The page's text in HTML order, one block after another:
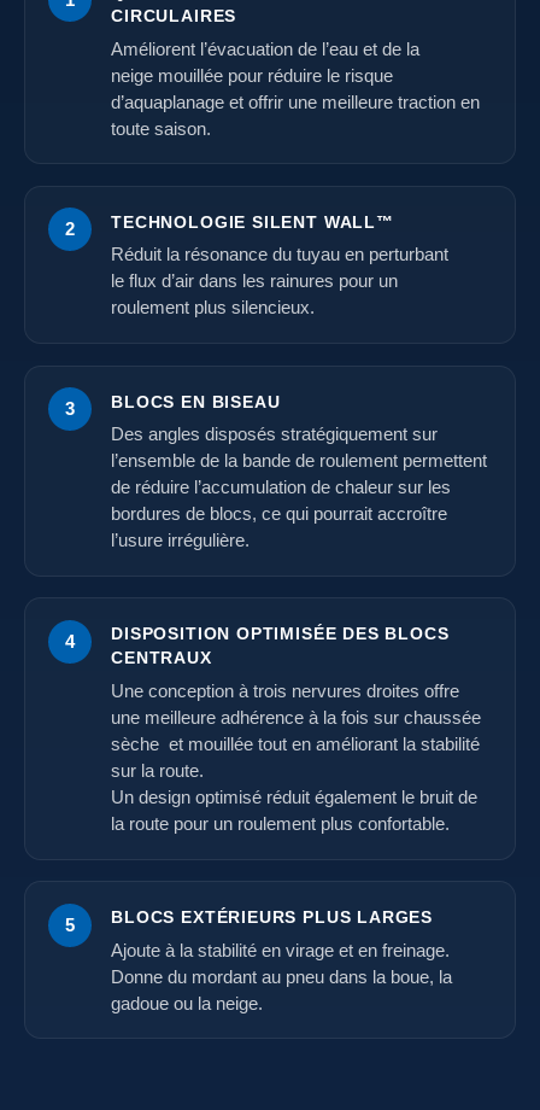
CIRCULAIRES
Améliorent l’évacuation de l’eau et de la
neige mouillée pour réduire le risque
d’aquaplanage et offrir une meilleure traction en
toute saison.
2 TECHNOLOGIE SILENT WALL™
Réduit la résonance du tuyau en perturbant
le flux d’air dans les rainures pour un
roulement plus silencieux.
3 BLOCS EN BISEAU
Des angles disposés stratégiquement sur
l’ensemble de la bande de roulement permettent
de réduire l’accumulation de chaleur sur les
bordures de blocs, ce qui pourrait accroître
l’usure irrégulière.
4
DISPOSITION OPTIMISÉE DES BLOCS
CENTRAUX
Une conception à trois nervures droites offre
une meilleure adhérence à la fois sur chaussée
sèche et mouillée tout en améliorant la stabilité
sur la route.
Un design optimisé réduit également le bruit de
la route pour un roulement plus confortable.
5 BLOCS EXTÉRIEURS PLUS LARGES
Ajoute à la stabilité en virage et en freinage.
Donne du mordant au pneu dans la boue, la
gadoue ou la neige.